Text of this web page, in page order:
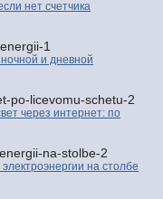
нет счетчика
и дневной
через интернет: по
на столбе